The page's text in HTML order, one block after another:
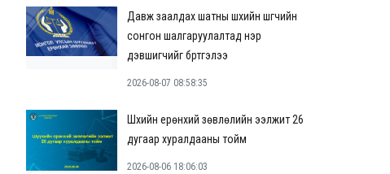
Давж заалдах шатны шүүхийн шүүгчийн
сонгон шалгаруулалтад нэр
дэвшигчийг бүртгэлээ
2026-08-07 08:58:35
Шүүхийн ерөнхий зөвлөлийн ээлжит 26
дугаар хуралдааны тойм
2026-08-06 18:06:03